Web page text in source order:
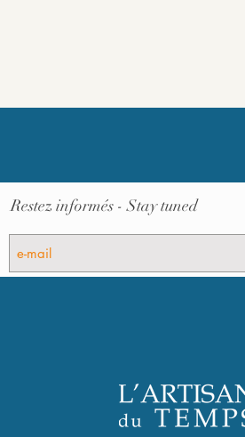
Restez informés - Stay tuned